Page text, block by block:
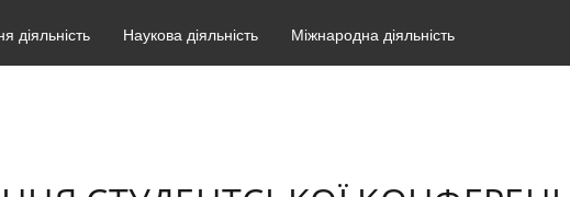
діяльність Наукова діяльність Міжнародна діяльність